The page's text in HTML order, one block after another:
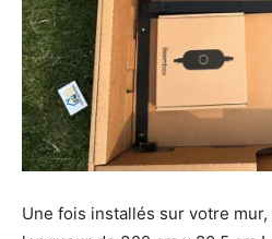
Une fois installés sur votre